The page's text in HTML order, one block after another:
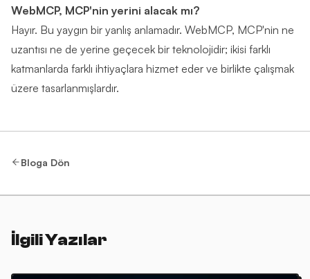
WebMCP, MCP'nin yerini alacak mı?
Hayır. Bu yaygın bir yanlış anlamadır. WebMCP, MCP'nin ne
uzantısı ne de yerine geçecek bir teknolojidir; ikisi farklı
katmanlarda farklı ihtiyaçlara hizmet eder ve birlikte çalışmak
üzere tasarlanmışlardır.
Bloga Dön
İlgili Yazılar